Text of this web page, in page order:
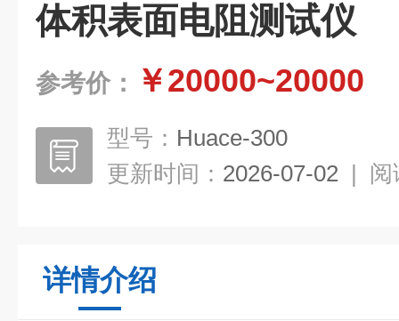
体积表面电阻测试仪
参考价： ￥20000~20000
型号： Huace-300
更新时间： 2026-07-02 | 阅
详情介绍